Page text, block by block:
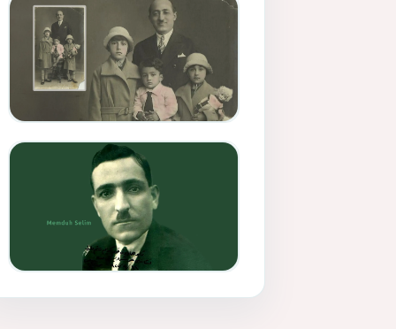
1876)
Mihemed Mîhrî Hîlav ji
afirênerên rewşenbîriya
Memduh Selim ve Xoybûn